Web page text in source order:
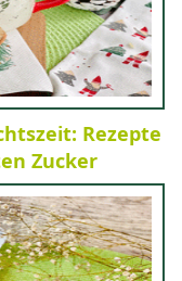
Rezepte
Zucker